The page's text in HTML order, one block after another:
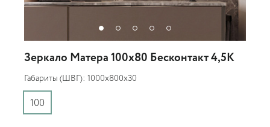
Зеркало Матера 100х80 Бесконтакт 4,5К
Габариты (ШВГ): 1000x800x30
100